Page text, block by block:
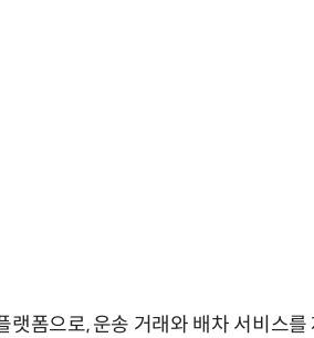
폼으로, 운송 거래와 배차 서비스를